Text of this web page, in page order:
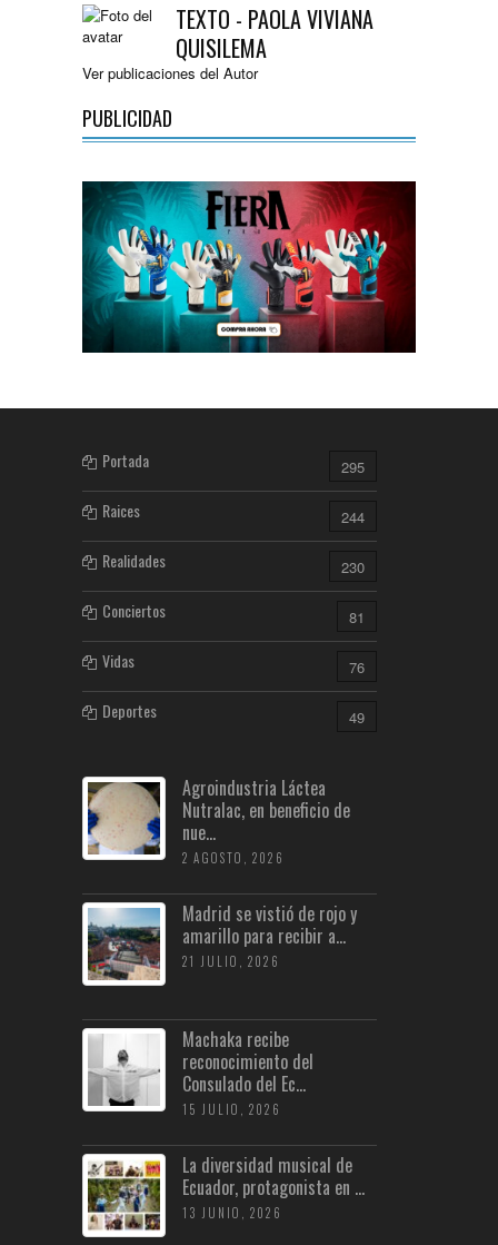
TEXTO - PAOLA VIVIANA
QUISILEMA
Ver publicaciones del Autor
PUBLICIDAD
Portada 295
Raices 244
Realidades 230
Conciertos 81
Vidas 76
Deportes 49
Agroindustria Láctea
Nutralac, en beneficio de
nue...
2 AGOSTO, 2026
Madrid se vistió de rojo y
amarillo para recibir a...
21 JULIO, 2026
Machaka recibe
reconocimiento del
Consulado del Ec...
15 JULIO, 2026
La diversidad musical de
Ecuador, protagonista en ...
13 JUNIO, 2026